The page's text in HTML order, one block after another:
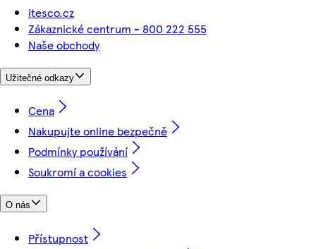
itesco.cz
Zákaznické centrum - 800 222 555
Naše obchody
Užitečné odkazy
Cena
Nakupujte online bezpečně
Podmínky používání
Soukromí a cookies
O nás
Přístupnost